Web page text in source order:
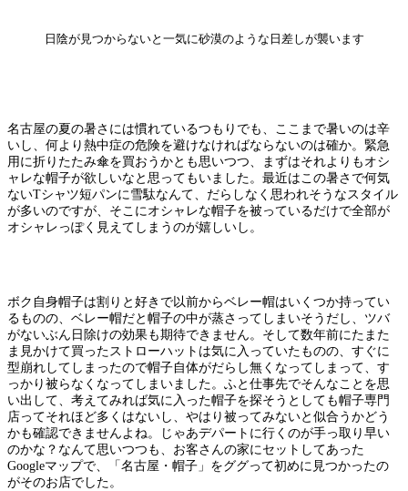
日陰が見つからないと一気に砂漠のような日差しが襲います
名古屋の夏の暑さには慣れているつもりでも、ここまで暑いのは辛
いし、何より熱中症の危険を避けなければならないのは確か。緊急
用に折りたたみ傘を買おうかとも思いつつ、まずはそれよりもオシ
ャレな帽子が欲しいなと思ってもいました。最近はこの暑さで何気
ないTシャツ短パンに雪駄なんて、だらしなく思われそうなスタイル
が多いのですが、そこにオシャレな帽子を被っているだけで全部が
オシャレっぽく見えてしまうのが嬉しいし。
ボク自身帽子は割りと好きで以前からベレー帽はいくつか持ってい
るものの、ベレー帽だと帽子の中が蒸さってしまいそうだし、ツバ
がないぶん日除けの効果も期待できません。そして数年前にたまた
ま見かけて買ったストローハットは気に入っていたものの、すぐに
型崩れしてしまったので帽子自体がだらし無くなってしまって、す
っかり被らなくなってしまいました。ふと仕事先でそんなことを思
い出して、考えてみれば気に入った帽子を探そうとしても帽子専門
店ってそれほど多くはないし、やはり被ってみないと似合うかどう
かも確認できませんよね。じゃあデパートに行くのが手っ取り早い
のかな？なんて思いつつも、お客さんの家にセットしてあった
Googleマップで、「名古屋・帽子」をググって初めに見つかったの
がそのお店でした。